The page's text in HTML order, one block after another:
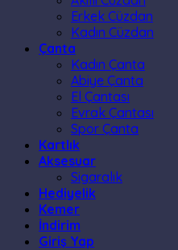
Erkek Cüzdan
Kadın Cüzdan
Çanta
Kadın Çanta
Abiye Çanta
El Çantası
Evrak Çantası
Spor Çanta
Kartlık
Aksesuar
Sigaralık
Hediyelik
Kemer
İndirim
Giriş Yap